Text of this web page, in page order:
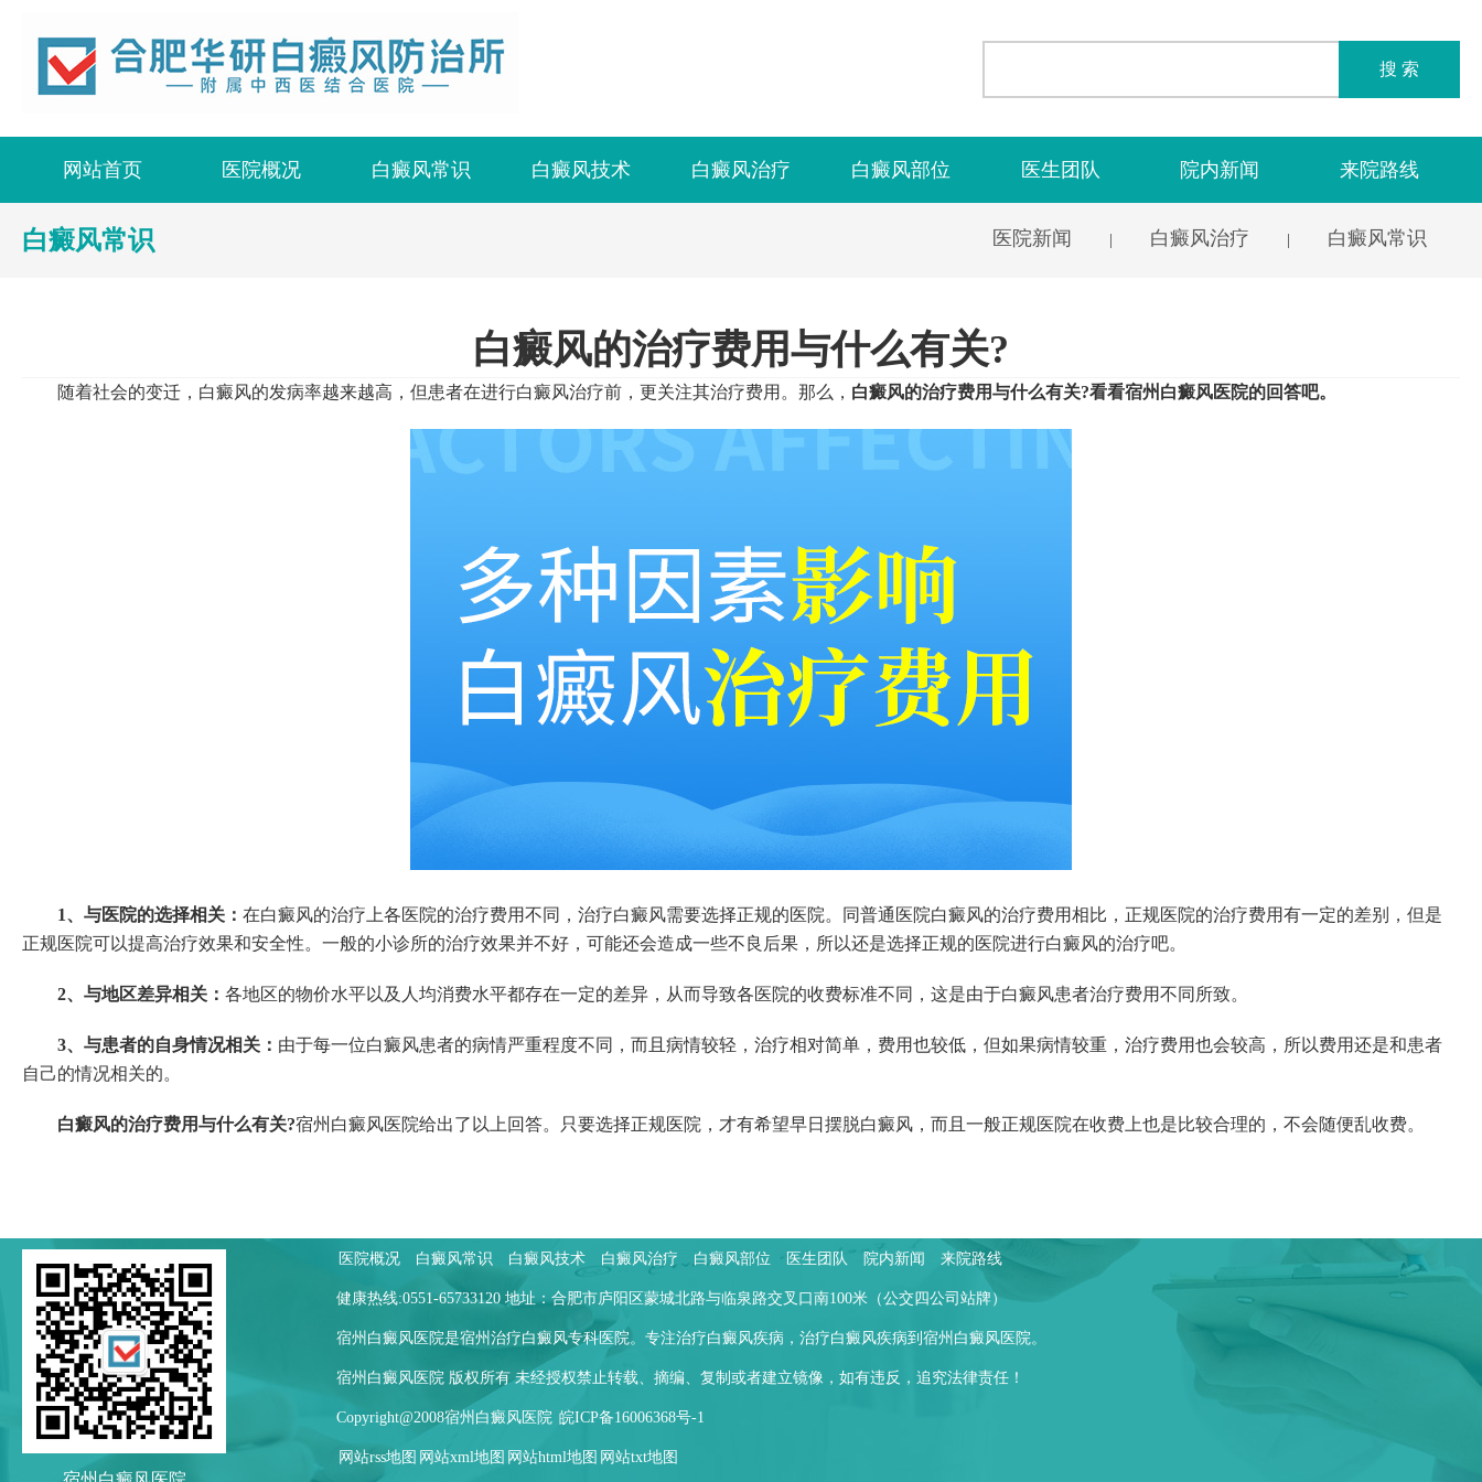
搜 索
网站首页 医院概况 白癜风常识 白癜风技术 白癜风治疗 白癜风部位 医生团队 院内新闻 来院路线
白癜风常识 医院新闻 白癜风治疗 白癜风常识
白癜风的治疗费用与什么有关?
随着社会的变迁，白癜风的发病率越来越高，但患者在进行白癜风治疗前，更关注其治疗费用。那么， 白癜风的治疗费用与什么有关?看看宿州白癜风医院的回答吧。
1、与医院的选择相关：在白癜风的治疗上各医院的治疗费用不同，治疗白癜风需要选择正规的医院。同普通医院白癜风的治疗费用相比，正规医院的治疗费用有一定的差别，但是
正规医院可以提高治疗效果和安全性。一般的小诊所的治疗效果并不好，可能还会造成一些不良后果，所以还是选择正规的医院进行白癜风的治疗吧。
2、与地区差异相关：各地区的物价水平以及人均消费水平都存在一定的差异，从而导致各医院的收费标准不同，这是由于白癜风患者治疗费用不同所致。
3、与患者的自身情况相关： 由于每一位白癜风患者的病情严重程度不同，而且病情较轻，治疗相对简单，费用也较低，但如果病情较重，治疗费用也会较高，所以费用还是和患者
自己的情况相关的。
白癜风的治疗费用与什么有关?宿州白癜风医院给出了以上回答。只要选择正规医院，才有希望早日摆脱白癜风，而且一般正规医院在收费上也是比较合理的，不会随便乱收费。
医院概况 白癜风常识 白癜风技术 白癜风治疗 白癜风部位 医生团队 院内新闻 来院路线
健康热线:0551-65733120 地址：合肥市庐阳区蒙城北路与临泉路交叉口南100米（公交四公司站牌）
宿州白癜风医院是宿州治疗白癜风专科医院。专注治疗白癜风疾病，治疗白癜风疾病到宿州白癜风医院。
宿州白癜风医院 版权所有 未经授权禁止转载、摘编、复制或者建立镜像，如有违反，追究法律责任！
Copyright@2008宿州白癜风医院 皖ICP备16006368号-1
网站rss地图 网站xml地图 网站html地图 网站txt地图